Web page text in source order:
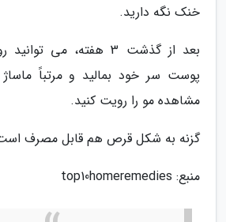
خنک نگه دارید.
بعد از گذشت 3 هفته، می
پوست سر خود بمالید و مرتباً
مشاهده مو را رویت کنید.
گزنه به شکل قرص هم قابل مصرف
منبع: top10homeremedies